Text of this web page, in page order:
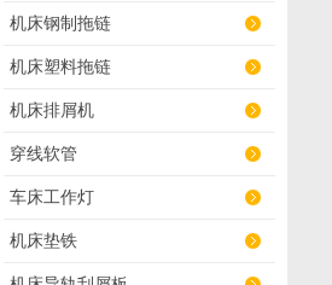
机床钢制拖链
机床塑料拖链
机床排屑机
穿线软管
车床工作灯
机床垫铁